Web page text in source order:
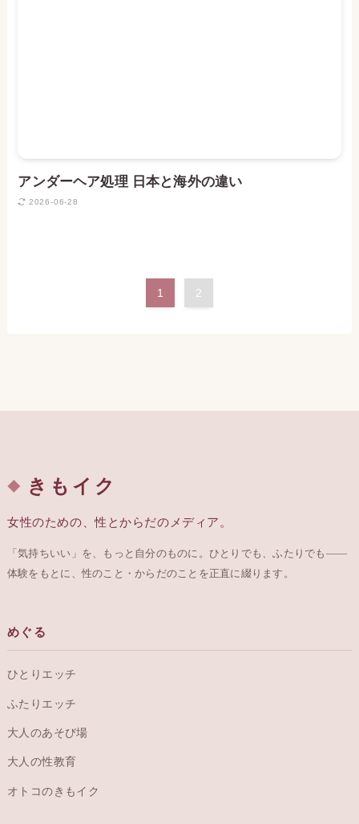
アンダーヘア処理 日本と海外の違い
2026-06-28
1 2
きもイク
女性のための、性とからだのメディア。
「気持ちいい」を、もっと自分のものに。ひとりでも、ふたりでも——
体験をもとに、性のこと・からだのことを正直に綴ります。
めぐる
ひとりエッチ
ふたりエッチ
大人のあそび場
大人の性教育
オトコのきもイク